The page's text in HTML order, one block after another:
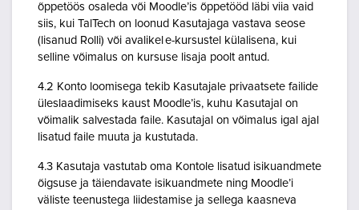
õppetöös osaleda või Moodle’is õppetööd läbi viia vaid
siis, kui TalTech on loonud Kasutajaga vastava seose
(lisanud Rolli) või avalikel e-kursustel külalisena, kui
selline võimalus on kursuse lisaja poolt antud.
4.2 Konto loomisega tekib Kasutajale privaatsete failide
üleslaadimiseks kaust Moodle’is, kuhu Kasutajal on
võimalik salvestada faile. Kasutajal on võimalus igal ajal
lisatud faile muuta ja kustutada.
4.3 Kasutaja vastutab oma Kontole lisatud isikuandmete
õigsuse ja täiendavate isikuandmete ning Moodle’i
väliste teenustega liidestamise ja sellega kaasneva